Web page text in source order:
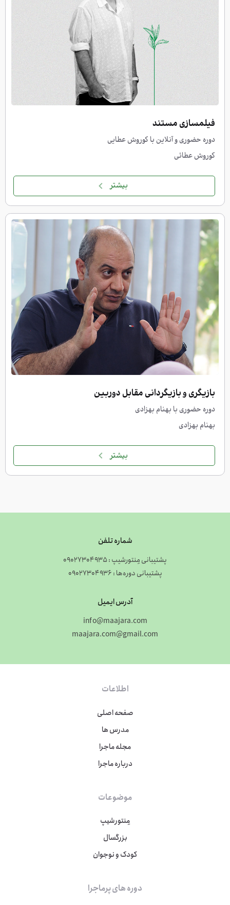
فیلمسازی مستند
دوره حضوری و آنلاین با کوروش عطایی
کوروش عطائی
بیشتر
بازیگری و بازیگردانی مقابل دوربین
دوره حضوری با بهنام بهزادی
بهنام بهزادی
بیشتر
شماره تلفن
پشتیبانی مِنتورشیپ : 09027304935
پشتیبانی دوره‌ها : 09027304936
آدرس ایمیل
info@maajara.com
maajara.com@gmail.com
اطلاعات
صفحه اصلی
مدرس ها
مجله ماجرا
درباره ماجرا
موضوعات
مِنتورشیپ
بزرگسال
کودک و نوجوان
دوره های پرماجرا